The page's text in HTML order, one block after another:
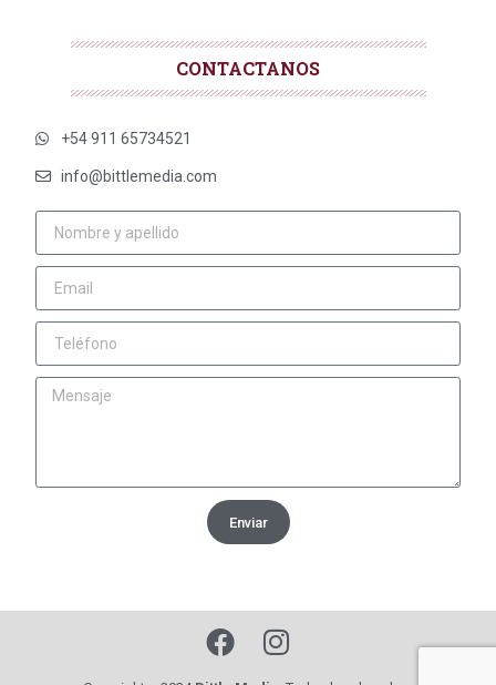
CONTACTANOS
+54 911 65734521
info@bittlemedia.com
Enviar